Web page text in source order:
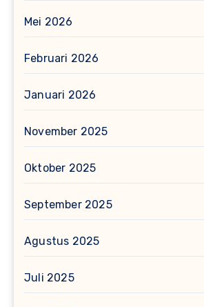
Mei 2026
Februari 2026
Januari 2026
November 2025
Oktober 2025
September 2025
Agustus 2025
Juli 2025